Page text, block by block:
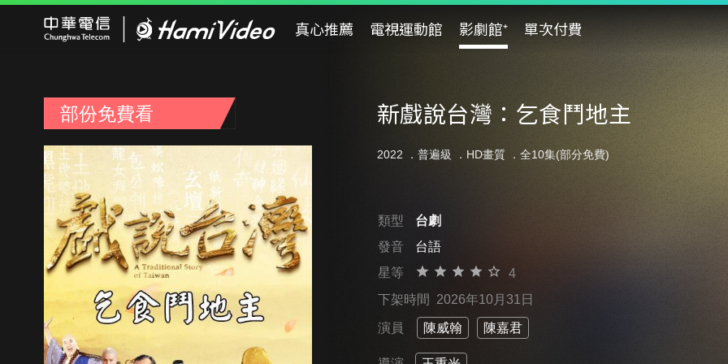
真心推薦 電視運動館 影劇館⁺ 單次付費
部份免費看 新戲說台灣：乞食鬥地主
2022 ． 普遍級 ．HD畫質 ．全10集(部分免費)
類型
台劇
發音
台語
星等
4
下架時間 2026年10月31日
演員 陳威翰 陳嘉君